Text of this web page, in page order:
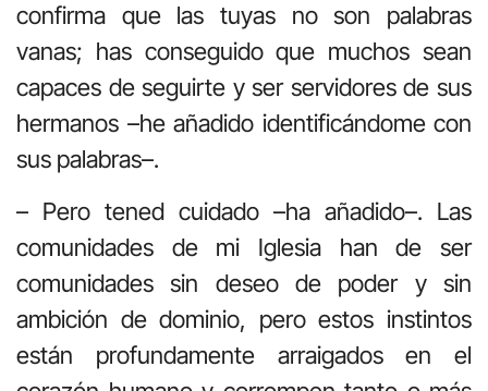
confirma que las tuyas no son palabras
vanas; has conseguido que muchos sean
capaces de seguirte y ser servidores de sus
hermanos –he añadido identificándome con
sus palabras–.
– Pero tened cuidado –ha añadido–. Las
comunidades de mi Iglesia han de ser
comunidades sin deseo de poder y sin
ambición de dominio, pero estos instintos
están profundamente arraigados en el